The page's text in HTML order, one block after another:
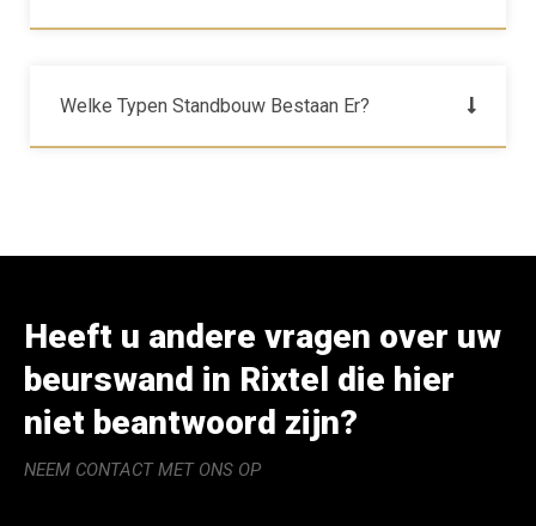
Welke Typen Standbouw Bestaan Er?
Heeft u andere vragen over uw
beurswand in Rixtel die hier
niet beantwoord zijn?
NEEM CONTACT MET ONS OP